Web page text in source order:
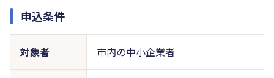
申込条件
対象者 市内の中小企業者